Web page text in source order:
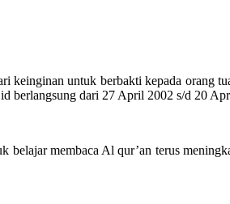
keinginan untuk berbakti kepada orang
berlangsung dari 27 April 2002 s/d 20
belajar membaca Al qur’an terus